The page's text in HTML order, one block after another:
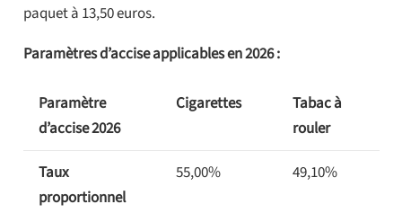
paquet à 13,50 euros.
Paramètres d’accise applicables en 2026 :
Paramètre
d’accise 2026
Cigarettes
Tabac à
rouler
Taux
proportionnel
55,00% 49,10%